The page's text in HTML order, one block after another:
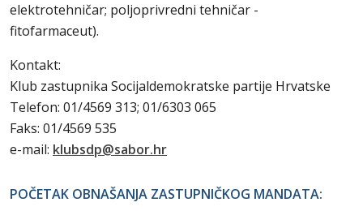
elektrotehničar; poljoprivredni tehničar -
fitofarmaceut).
Kontakt:
Klub zastupnika Socijaldemokratske partije Hrvatske
Telefon: 01/4569 313; 01/6303 065
Faks: 01/4569 535
e-mail: klubsdp@sabor.hr
POČETAK OBNAŠANJA ZASTUPNIČKOG MANDATA: